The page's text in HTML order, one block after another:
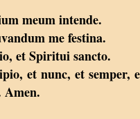
meum intende.
me festina.
et Spiritui sancto.
et nunc, et semper,